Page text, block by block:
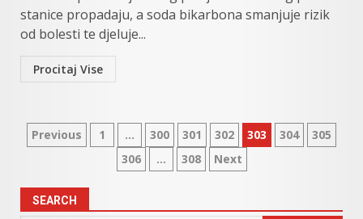
stanice propadaju, a soda bikarbona smanjuje rizik
od bolesti te djeluje...
Procitaj Vise
Posts
pagination
Previous 1 … 300 301 302 303 304
305
306
… 308 Next
SEARCH